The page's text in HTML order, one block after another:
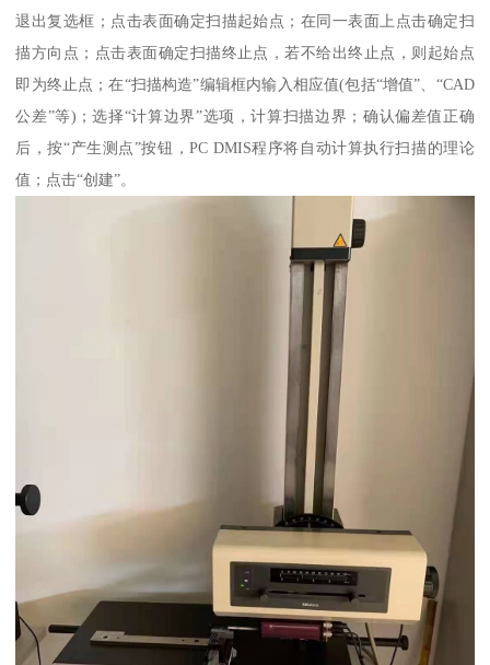
退出复选框；点击表面确定扫描起始点；在同一表面上点击确定扫
描方向点；点击表面确定扫描终止点，若不给出终止点，则起始点
即为终止点；在“扫描构造”编辑框内输入相应值(包括“增值”、“CAD
公差”等)；选择“计算边界”选项，计算扫描边界；确认偏差值正确
后，按“产生测点”按钮，PC DMIS程序将自动计算执行扫描的理论
值；点击“创建”。